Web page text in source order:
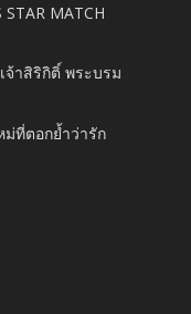
MATCH
าสิริกิติ์ พระบรม
ม่ที่ตอกย้ำว่ารัก